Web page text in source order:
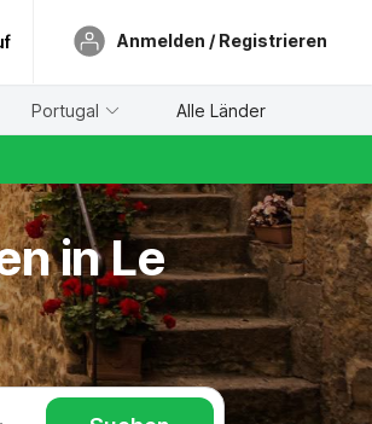
Anmelden / Registrieren
Portugal Alle Länder
in Le